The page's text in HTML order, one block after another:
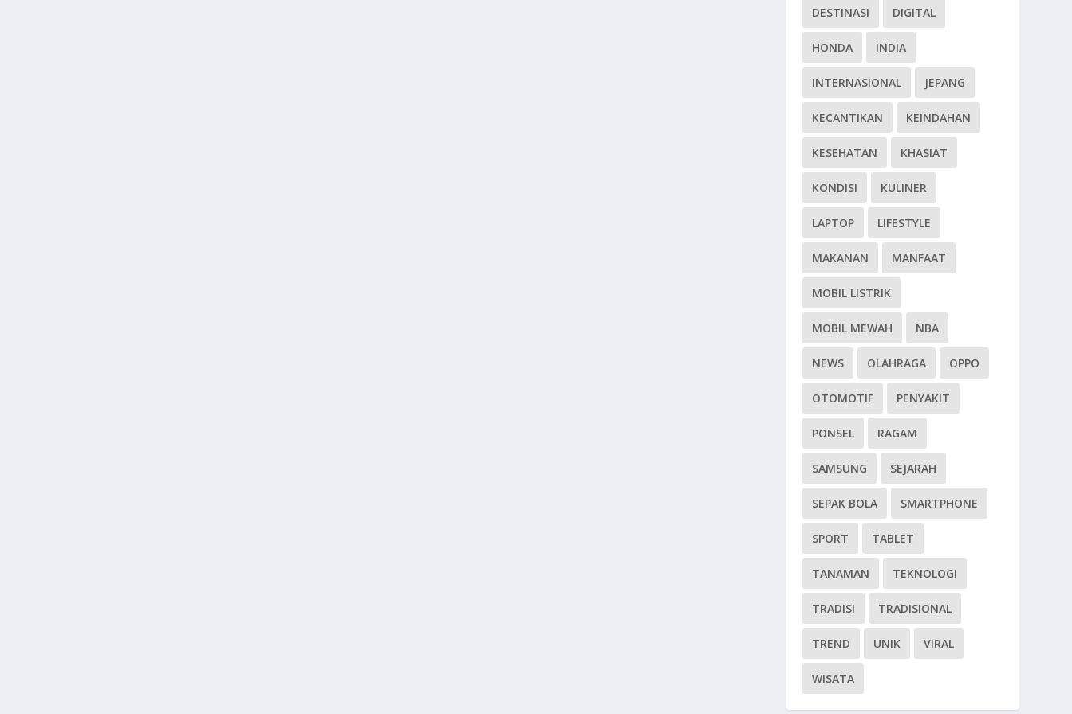
DESTINASI DIGITAL
HONDA INDIA
INTERNASIONAL JEPANG
KECANTIKAN KEINDAHAN
KESEHATAN KHASIAT
KONDISI KULINER
LAPTOP LIFESTYLE
MAKANAN MANFAAT
MOBIL LISTRIK
MOBIL MEWAH NBA
NEWS OLAHRAGA OPPO
OTOMOTIF PENYAKIT
PONSEL RAGAM
SAMSUNG SEJARAH
SEPAK BOLA SMARTPHONE
SPORT TABLET
TANAMAN TEKNOLOGI
TRADISI TRADISIONAL
TREND UNIK VIRAL
WISATA